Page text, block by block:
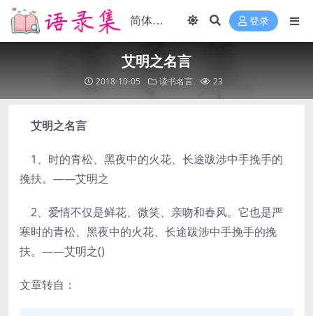
登录
艾明之名言
2018-10-05 读书名言 23
艾明之名言
1、时的青松、黑夜中的火花、长途跋涉中手挽手的
挽扶。——艾明之
2、爱情不仅是鲜花、微笑、亲吻和春风。它也是严
寒时的青松、黑夜中的火花、长途跋涉中手挽手的挽
扶。——艾明之()
文章转自：